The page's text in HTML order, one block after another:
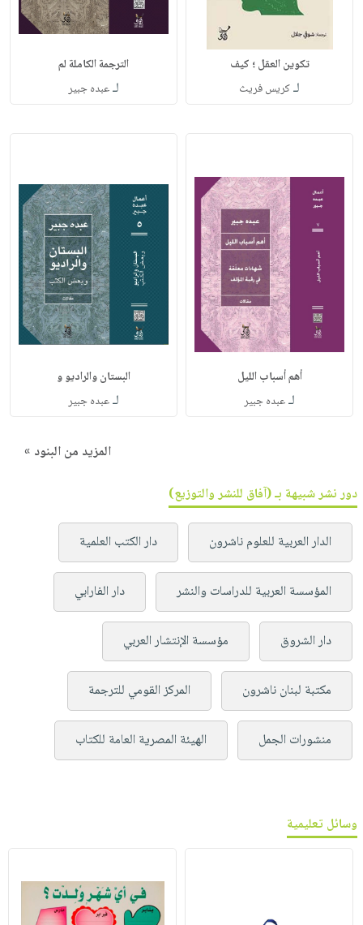
تكوين العقل ؛ كيف
لـكريس فريث
الترجمة الكاملة لم
لـعبده جبير
أهم أسباب الليل
لـعبده جبير
البستان والراديو و
لـعبده جبير
المزيد من البنود »
دور نشر شبيهة بـ (آفاق للنشر والتوزيع)
الدار العربية للعلوم ناشرون دار الكتب العلمية
المؤسسة العربية للدراسات والنشر دار الفارابي
دار الشروق مؤسسة الإنتشار العربي
مكتبة لبنان ناشرون المركز القومي للترجمة
منشورات الجمل الهيئة المصرية العامة للكتاب
وسائل تعليمية